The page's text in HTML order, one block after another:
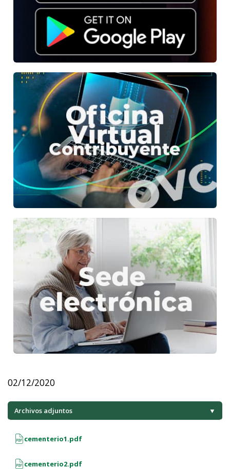
02/12/2020
Archivos adjuntos ▼
cementerio1.pdf
cementerio2.pdf